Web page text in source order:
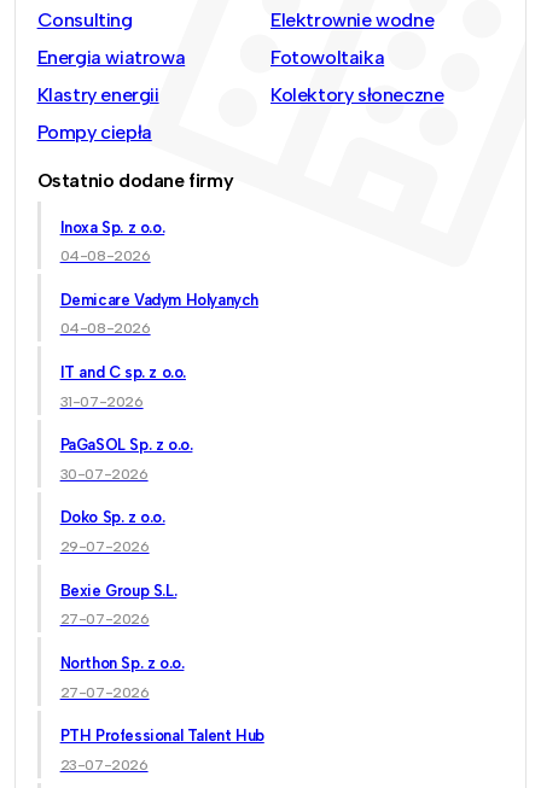
Consulting
Elektrownie wodne
Energia wiatrowa
Fotowoltaika
Klastry energii
Kolektory słoneczne
Pompy ciepła
Ostatnio dodane firmy
Inoxa Sp. z o.o.
04-08-2026
Demicare Vadym Holyanych
04-08-2026
IT and C sp. z o.o.
31-07-2026
PaGaSOL Sp. z o.o.
30-07-2026
Doko Sp. z o.o.
29-07-2026
Bexie Group S.L.
27-07-2026
Northon Sp. z o.o.
27-07-2026
PTH Professional Talent Hub
23-07-2026